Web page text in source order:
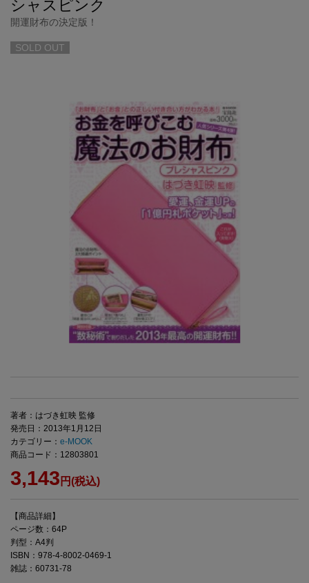
シャスピンク
開運財布の決定版！
SOLD OUT
著者：はづき虹映 監修
発売日：2013年1月12日
カテゴリー： e-MOOK
商品コード：12803801
3,143 円(税込)
【商品詳細】
ページ数：64P
判型：A4判
ISBN：978-4-8002-0469-1
雑誌：60731-78